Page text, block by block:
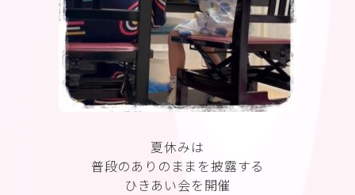
夏休みは
普段のありのままを披露する
ひきあい会を開催